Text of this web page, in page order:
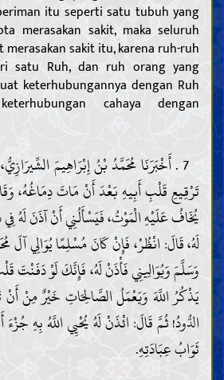
itu seperti satu tubuh yang
merasakan sakit, maka seluruh
sakit itu, karena ruh-ruh
satu Ruh, dan ruh orang yang
keterhubungannya dengan Ruh
cahaya dengan
7 . أَخْبَرَنَا مُحَمَّدُ بْنُ إِبْرَاهِيمَ
تَرْقِيعِ قَلْبِ أَبِيهِ بَعْدَ أَنْ مَاتَ دِمَاغُهُ،
يُخَافُ عَلَيْهِ الْمَوْتُ، فَيَسْأَلُنِي أَنْ آذَنَ لَهُ
لَهُ، قَالَ: انْظُرْ، فَإِنْ كَانَ مُسْلِمًا يُوَالِي آلَ
وَسَلَّمَ وَيُوَالِينِي فَأْذَنْ لَهُ، فَإِنَّكَ لَوْ
يَذْكُرُ اللَّهَ وَيَعْمَلُ الصَّالِحَاتِ خَيْرٌ مِنْ أَنْ
الدُّودُ! ثُمَّ قَالَ: ائْذَنْ لَهُ يُحْيِي اللَّهُ بِهِ
ثَوَابُ عِبَادَتِهِ.